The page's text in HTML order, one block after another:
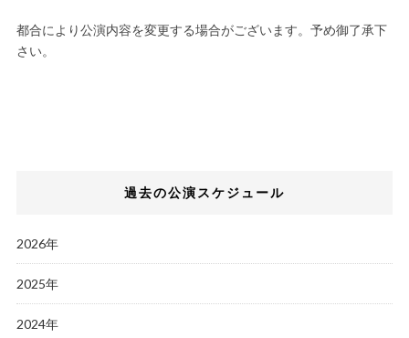
都合により公演内容を変更する場合がございます。予め御了承下
さい。
過去の公演スケジュール
2026年
2025年
2024年